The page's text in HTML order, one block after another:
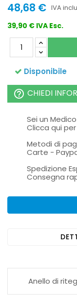
48,68 € IVA
39,90 € IVA Esc.
Disponibile
help_outline CHIEDI
Sei un
Clicca qui
Metodi di
Carte -
Spedizione
Consegna
Anello di